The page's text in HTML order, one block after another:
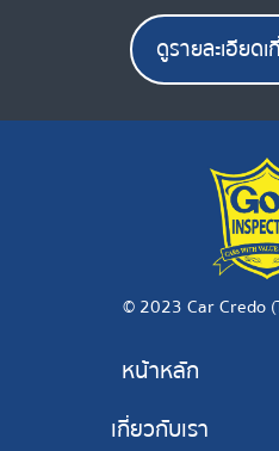
ดูรายละเอียด
© 2023 Car Credo
หน้าหลัก
เกี่ยวกับเรา